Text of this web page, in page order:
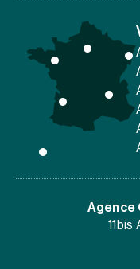
Agence
11bis